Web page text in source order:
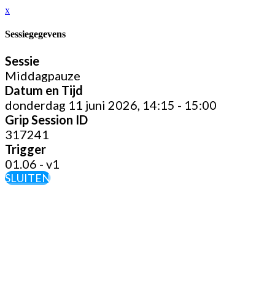
x
Sessiegegevens
Sessie
Middagpauze
Datum en Tijd
donderdag 11 juni 2026, 14:15 - 15:00
Grip Session ID
317241
Trigger
01.06 - v1
SLUITEN